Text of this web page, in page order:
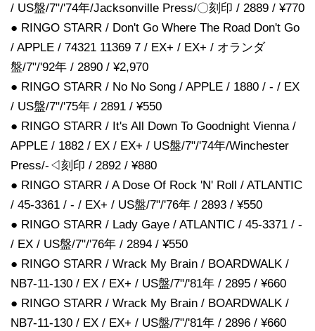
/ US盤/7"/'74年/Jacksonville Press/〇刻印 / 2889 / ¥770
● RINGO STARR / Don't Go Where The Road Don't Go
/ APPLE / 74321 11369 7 / EX+ / EX+ / オランダ
盤/7"/'92年 / 2890 / ¥2,970
● RINGO STARR / No No Song / APPLE / 1880 / - / EX
/ US盤/7"/'75年 / 2891 / ¥550
● RINGO STARR / It's All Down To Goodnight Vienna /
APPLE / 1882 / EX / EX+ / US盤/7"/'74年/Winchester
Press/-◁刻印 / 2892 / ¥880
● RINGO STARR / A Dose Of Rock 'N' Roll / ATLANTIC
/ 45-3361 / - / EX+ / US盤/7"/'76年 / 2893 / ¥550
● RINGO STARR / Lady Gaye / ATLANTIC / 45-3371 / -
/ EX / US盤/7"/'76年 / 2894 / ¥550
● RINGO STARR / Wrack My Brain / BOARDWALK /
NB7-11-130 / EX / EX+ / US盤/7"/'81年 / 2895 / ¥660
● RINGO STARR / Wrack My Brain / BOARDWALK /
NB7-11-130 / EX / EX+ / US盤/7"/'81年 / 2896 / ¥660